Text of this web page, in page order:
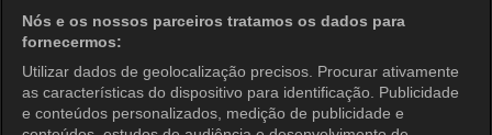
Nós e os nossos parceiros tratamos os dados para
fornecermos:
Utilizar dados de geolocalização precisos. Procurar ativamente
as características do dispositivo para identificação. Publicidade
e conteúdos personalizados, medição de publicidade e